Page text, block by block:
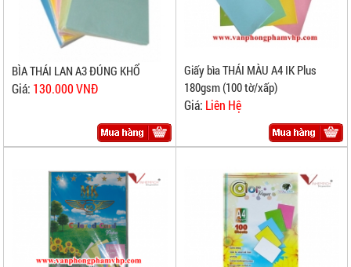
BÌA THÁI LAN A3 ĐÚNG KHỔ
Giá: 130.000 VNĐ
Giấy bìa THÁI MÀU A4 IK Plus
180gsm (100 tờ/xấp)
Giá: Liên Hệ